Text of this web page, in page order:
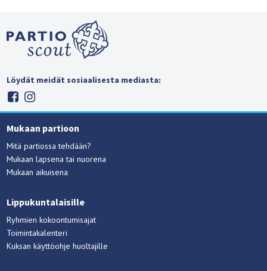
Löydät meidät sosiaalisesta mediasta:
Mukaan partioon
Mitä partiossa tehdään?
Mukaan lapsena tai nuorena
Mukaan aikuisena
Lippukuntalaisille
Ryhmien kokoontumisajat
Toimintakalenteri
Kuksan käyttöohje huoltajille